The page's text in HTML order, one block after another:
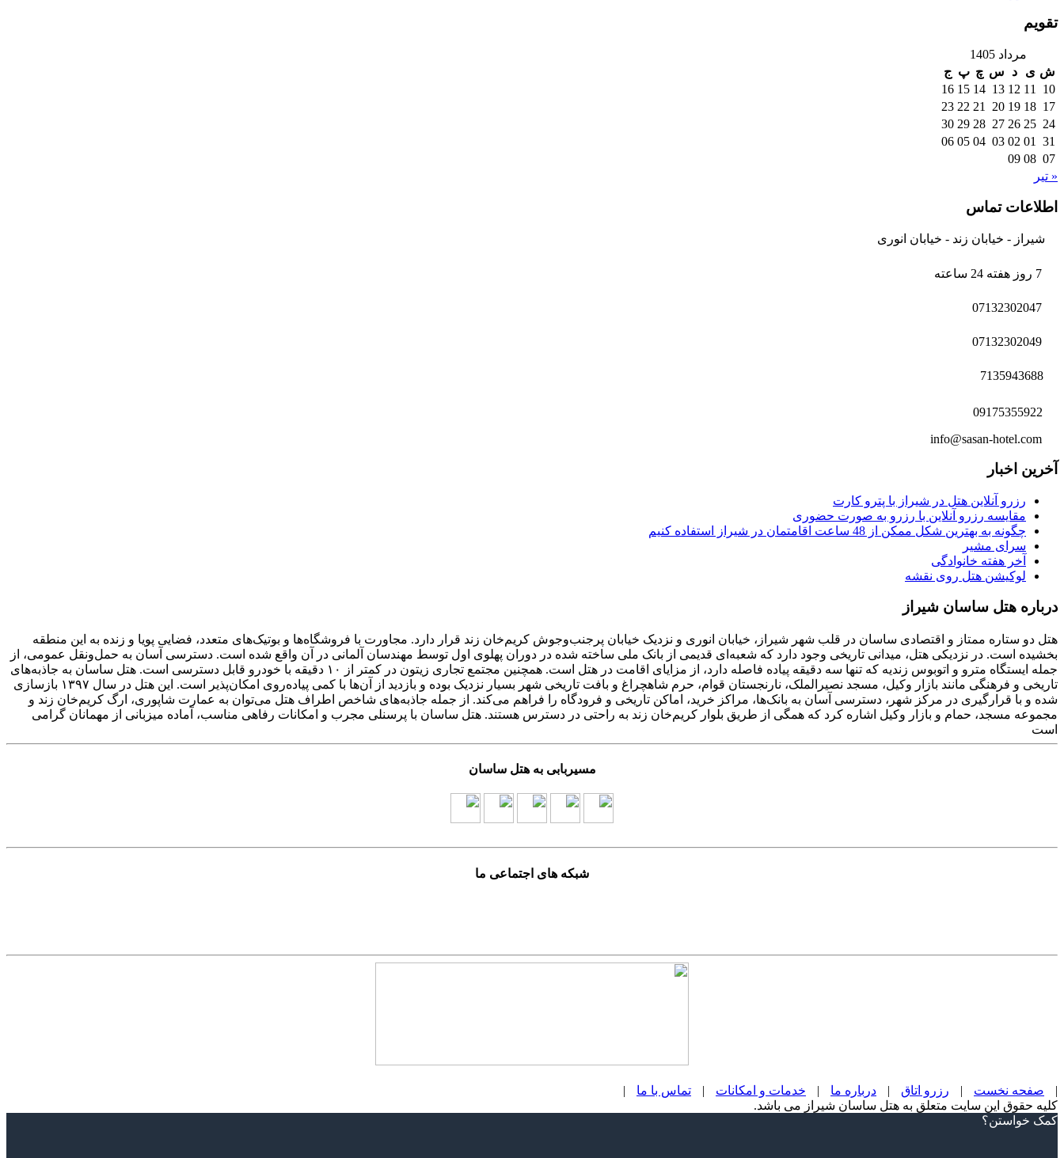
تقویم
مرداد 1405
ش ی د س چ پ ج
10
11
12
13
14
15
16
17
18
19
20
21
22
23
24
25
26
27
28
29
30
31
01
02
03
04
05
06
07
08
09
« تیر
اطلاعات تماس
شیراز - خیابان زند - خیابان انوری
آخرین اخبار
رزرو آنلاین هتل در شیراز با پترو کارت
مقایسه رزرو آنلاین با رزرو به صورت حضوری
چگونه به بهترین شکل ممکن از 48 ساعت اقامتمان در شیراز استفاده کنیم
سرای مشیر
آخر هفته خانوادگی
لوکیشن هتل روی نقشه
درباره هتل ساسان شیراز
هتل دو ستاره ممتاز و اقتصادی ساسان در قلب شهر شیراز، خیابان انوری و نزدیک خیابان پرجنب‌وجوش کریم‌خان زند قرار دارد. مجاورت با فروشگاه‌ها و بوتیک‌های متعدد، فضایی پویا و زنده به این منطقه
بخشیده است. در نزدیکی هتل، میدانی تاریخی وجود دارد که شعبه‌ای قدیمی از بانک ملی ساخته شده در دوران پهلوی اول توسط مهندسان آلمانی در آن واقع شده است. دسترسی آسان به حمل‌ونقل عمومی، از
جمله ایستگاه مترو و اتوبوس زندیه که تنها سه دقیقه پیاده فاصله دارد، از مزایای اقامت در هتل است. همچنین مجتمع تجاری زیتون در کمتر از ۱۰ دقیقه با خودرو قابل دسترسی است. هتل ساسان به جاذبه‌های
تاریخی و فرهنگی مانند بازار وکیل، مسجد نصیرالملک، نارنجستان قوام، حرم شاهچراغ و بافت تاریخی شهر بسیار نزدیک بوده و بازدید از آن‌ها با کمی پیاده‌روی امکان‌پذیر است. این هتل در سال ۱۳۹۷ بازسازی
شده و با قرارگیری در مرکز شهر، دسترسی آسان به بانک‌ها، مراکز خرید، اماکن تاریخی و فرودگاه را فراهم می‌کند. از جمله جاذبه‌های شاخص اطراف هتل می‌توان به عمارت شاپوری، ارگ کریم‌خان زند و
مجموعه مسجد، حمام و بازار وکیل اشاره کرد که همگی از طریق بلوار کریم‌خان زند به راحتی در دسترس هستند. هتل ساسان با پرسنلی مجرب و امکانات رفاهی مناسب، آماده میزبانی از مهمانان گرامی
است
مسیربابی به هتل ساسان
شبکه های اجتماعی ما
| صفحه نخست | رزرو اتاق | درباره ما | خدمات و امکانات | تماس با ما
|
کلیه حقوق این سایت متعلق به هتل ساسان شیراز می باشد.
Scroll
کمک خواستن؟